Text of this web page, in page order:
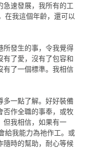
急速發展，我所有的工
在我這個年齡，還可以
所發生的事，令我覺得
有了愛，沒有了包容和
有了一個標準。我相信
多一點了解。好好裝備
否作全職的事奉，或牧
但我相信，如果有一
給我能力為祂作工。或
隨時的幫助，耐心等候